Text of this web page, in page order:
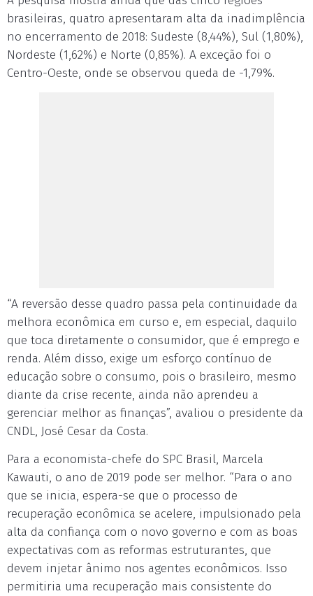
brasileiras, quatro apresentaram alta da inadimplência
no encerramento de 2018: Sudeste (8,44%), Sul (1,80%),
Nordeste (1,62%) e Norte (0,85%). A exceção foi o
Centro-Oeste, onde se observou queda de -1,79%.
“A reversão desse quadro passa pela continuidade da
melhora econômica em curso e, em especial, daquilo
que toca diretamente o consumidor, que é emprego e
renda. Além disso, exige um esforço contínuo de
educação sobre o consumo, pois o brasileiro, mesmo
diante da crise recente, ainda não aprendeu a
gerenciar melhor as finanças”, avaliou o presidente da
CNDL, José Cesar da Costa.
Para a economista-chefe do SPC Brasil, Marcela
Kawauti, o ano de 2019 pode ser melhor. “Para o ano
que se inicia, espera-se que o processo de
recuperação econômica se acelere, impulsionado pela
alta da confiança com o novo governo e com as boas
expectativas com as reformas estruturantes, que
devem injetar ânimo nos agentes econômicos. Isso
permitiria uma recuperação mais consistente do